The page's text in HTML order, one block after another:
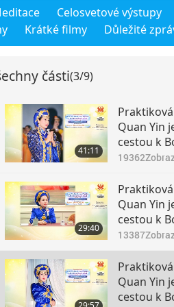
Celosvetové výstupy
Krátké filmy Důležité
části(3/9)
41:11
Quan Yin
cestou k
z 9
19362
29:40
Quan Yin
cestou k
z 9
13387
Quan Yin
cestou k